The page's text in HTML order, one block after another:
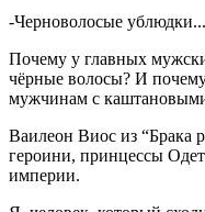
-Черноволосые ублюдки...
Почему у главных
чёрные волосы? И
мужчинам с
Ваилеон Виос из “Брака
героини, принцессы
империи.